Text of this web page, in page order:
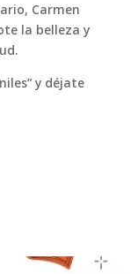
Carmen
la belleza y
y déjate